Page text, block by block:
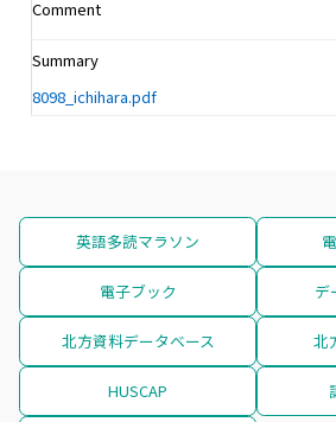
Comment
Summary
8098_ichihara.pdf
英語多読マラソン
電子ブック デ
北方資料データベース 北
HUSCAP